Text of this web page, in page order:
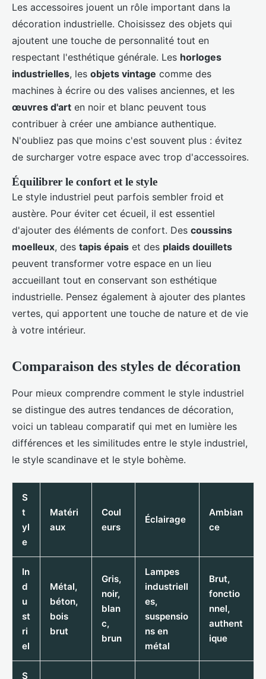
Les accessoires jouent un rôle important dans la
décoration industrielle. Choisissez des objets qui
ajoutent une touche de personnalité tout en
respectant l'esthétique générale. Les horloges
industrielles, les objets vintage comme des
machines à écrire ou des valises anciennes, et les
œuvres d'art en noir et blanc peuvent tous
contribuer à créer une ambiance authentique.
N'oubliez pas que moins c'est souvent plus : évitez
de surcharger votre espace avec trop d'accessoires.
Équilibrer le confort et le style
Le style industriel peut parfois sembler froid et
austère. Pour éviter cet écueil, il est essentiel
d'ajouter des éléments de confort. Des coussins
moelleux, des tapis épais et des plaids douillets
peuvent transformer votre espace en un lieu
accueillant tout en conservant son esthétique
industrielle. Pensez également à ajouter des plantes
vertes, qui apportent une touche de nature et de vie
à votre intérieur.
Comparaison des styles de décoration
Pour mieux comprendre comment le style industriel
se distingue des autres tendances de décoration,
voici un tableau comparatif qui met en lumière les
différences et les similitudes entre le style industriel,
le style scandinave et le style bohème.
S
t
yl
e
Matéri
aux
Coul
eurs
Éclairage
Ambian
ce
In
d
u
st
ri
el
Métal,
béton,
bois
brut
Gris,
noir,
blan
c,
brun
Lampes
industriell
es,
suspensio
ns en
métal
Brut,
fonctio
nnel,
authent
ique
S